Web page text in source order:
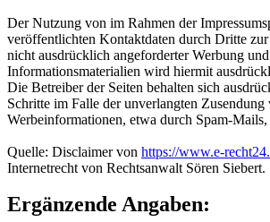
Der Nutzung von im Rahmen der
veröffentlichten Kontaktdaten durch Dritte
nicht ausdrücklich angeforderter Werbung und
Informationsmaterialien wird hiermit
Die Betreiber der Seiten behalten sich
Schritte im Falle der unverlangten Zusendung
Werbeinformationen, etwa durch Spam-Mails,
Quelle: Disclaimer von https://www.e-
Internetrecht von Rechtsanwalt Sören Siebert.
Ergänzende Angaben: